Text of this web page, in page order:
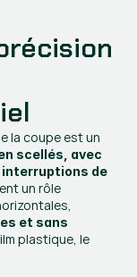
la coupe est un
scellés, avec
de
un rôle
et sans
plastique, le